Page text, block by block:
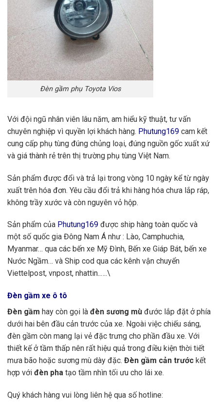
Đèn gầm phụ Toyota Vios
Với đội ngũ nhân viên lâu năm, am hiểu kỹ thuật, tư vấn
chuyên nghiệp vì quyền lợi khách hàng. Phutung169 cam kết
cung cấp phụ tùng đúng chủng loại, đúng nguồn gốc xuất xứ
và giá thành rẻ trên thị trường phụ tùng Việt Nam.
Sản phẩm được đổi và trả lại trong vòng 10 ngày kể từ ngày
xuất trên hóa đơn. Yêu cầu đổi trả khi hàng hóa chưa lắp ráp,
không trầy xước và còn nguyên vỏ hộp.
Sản phẩm của Phutung169 được ship hàng toàn quốc và
một số quốc gia Đông Nam Á như : Lào, Camphuchia,
Myanmar… qua các bến xe Mỹ Đình, Bến xe Giáp Bát, bến xe
Nước Ngầm… và Ship cod qua các kênh vận chuyển
Viettelpost, vnpost, nhattin..….\
Đèn gầm xe ô tô
Đèn gầm hay còn gọi là đèn sương mù đước lắp đặt ở phía
dưới hai bên đầu cản trước của xe. Ngoài việc chiếu sáng,
đèn gầm còn mang lại vẻ đặc trưng cho phần đầu xe. Với
thiết kế ở tầm thấp nên rất hiệu quả trong điều kiện thời tiết
mưa bão hoặc sương mù dày đặc. Đèn gầm cản trước kết
hợp với đèn pha tạo tầm nhìn tối ưu cho lái xe.
Quý khách hàng vui lòng liên hệ qua số hotline: